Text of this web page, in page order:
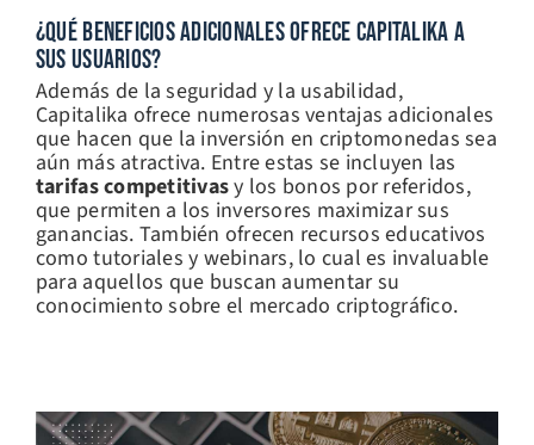
¿QUÉ BENEFICIOS ADICIONALES OFRECE CAPITALIKA A
SUS USUARIOS?
Además de la seguridad y la usabilidad,
Capitalika ofrece numerosas ventajas adicionales
que hacen que la inversión en criptomonedas sea
aún más atractiva. Entre estas se incluyen las
tarifas competitivasy los bonos por referidos,
que permiten a los inversores maximizar sus
ganancias. También ofrecen recursos educativos
como tutoriales y webinars, lo cual es invaluable
para aquellos que buscan aumentar su
conocimiento sobre el mercado criptográfico.